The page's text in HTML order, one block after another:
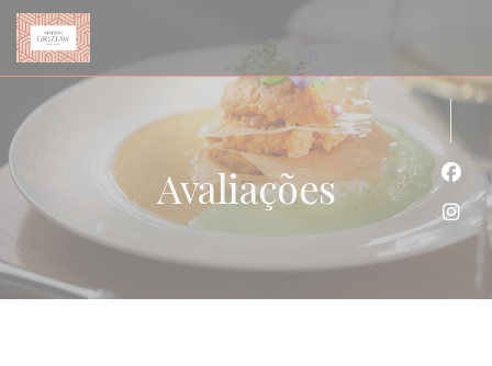
Painel de Gerenciamento de Cookies
Avaliações